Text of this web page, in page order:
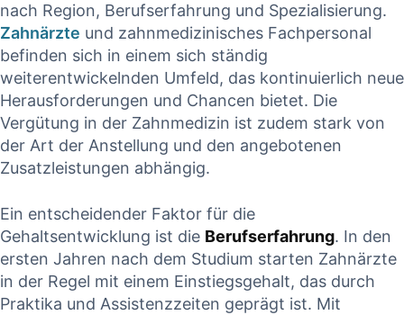
nach Region, Berufserfahrung und Spezialisierung.
Zahnärzte und‍ zahnmedizinisches ‌Fachpersonal⁤
befinden sich‌ in⁢ einem sich ständig
weiterentwickelnden ⁤Umfeld, das kontinuierlich neue
Herausforderungen‍ und Chancen bietet. Die
Vergütung ⁣in der Zahnmedizin ist zudem stark von
der Art​ der Anstellung und den angebotenen
Zusatzleistungen abhängig.
Ein entscheidender Faktor für die
Gehaltsentwicklung ist die Berufserfahrung. In ⁢den⁢
ersten Jahren nach dem Studium starten Zahnärzte
in der Regel mit einem Einstiegsgehalt, das durch
Praktika und Assistenzzeiten geprägt ist. Mit‌